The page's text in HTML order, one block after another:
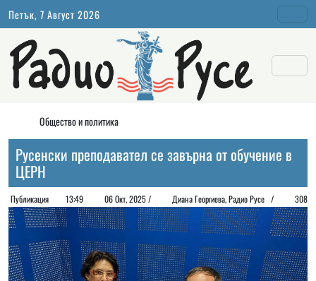
Петък, 7 Август 2026
Общество и политика
Русенски преподавател се завърна от обучение в
ЦЕРН
Публикация 13:49 06 Окт, 2025 / Диана Георгиeва, Радио Русе / 308